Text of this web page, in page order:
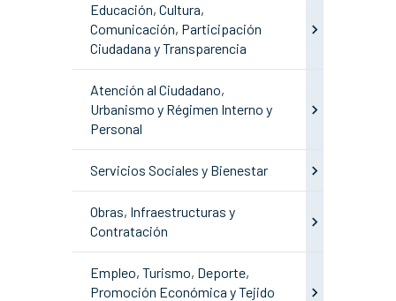
Educación, Cultura,
Comunicación, Participación
Ciudadana y Transparencia
Atención al Ciudadano,
Urbanismo y Régimen Interno y
Personal
Servicios Sociales y Bienestar
Obras, Infraestructuras y
Contratación
Empleo, Turismo, Deporte,
Promoción Económica y Tejido